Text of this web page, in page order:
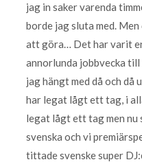
jag in saker varenda
borde jag sluta med.
att göra… Det har varit
annorlunda jobbvecka till
jag hängt med då och då
har legat lågt ett tag, i
legat lågt ett tag men nu
svenska och vi
tittade svenske super